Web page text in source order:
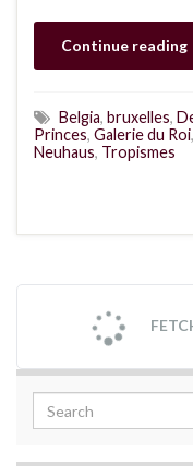
Continue reading
Belgia, bruxelles,
Princes, Galerie du Roi,
Neuhaus, Tropismes
pe
ByOanaincălătorii,folclor
societate,